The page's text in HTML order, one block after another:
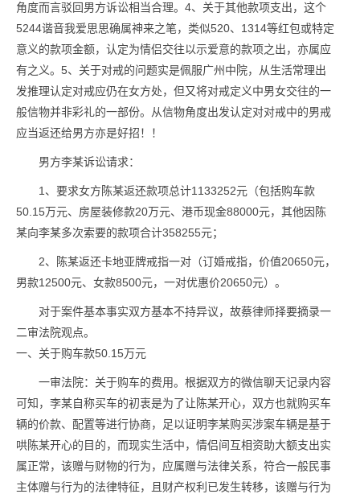
角度而言驳回男方诉讼相当合理。4、关于其他款项支出，这个
5244谐音我爱思思确属神来之笔，类似520、1314等红包或特定
意义的款项金额，认定为情侣交往以示爱意的款项之出，亦属应
有之义。5、关于对戒的问题实是佩服广州中院，从生活常理出
发推理认定对戒应仍在女方处，但又将对戒定义中男女交往的一
般信物并非彩礼的一部份。从信物角度出发认定对对戒中的男戒
应当返还给男方亦是好招！！
男方李某诉讼请求：
1、要求女方陈某返还款项总计1133252元（包括购车款
50.15万元、房屋装修款20万元、港币现金88000元，其他因陈
某向李某多次索要的款项合计358255元；
2、陈某返还卡地亚牌戒指一对（订婚戒指，价值20650元，
男款12500元、女款8500元，一对优惠价20650元）。
对于案件基本事实双方基本不持异议，故蔡律师择要摘录一
二审法院观点。
一、关于购车款50.15万元
一审法院：关于购车的费用。根据双方的微信聊天记录内容
可知，李某自称买车的初衷是为了让陈某开心，双方也就购买车
辆的价款、配置等进行协商，足以证明李某购买涉案车辆是基于
哄陈某开心的目的，而现实生活中，情侣间互相资助大额支出实
属正常，该赠与财物的行为，应属赠与法律关系，符合一般民事
主体赠与行为的法律特征，且财产权利已发生转移，该赠与行为